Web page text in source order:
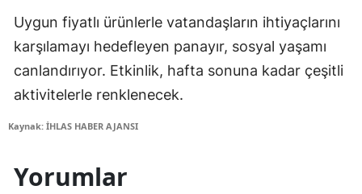
Uygun fiyatlı ürünlerle vatandaşların ihtiyaçlarını
karşılamayı hedefleyen panayır, sosyal yaşamı
canlandırıyor. Etkinlik, hafta sonuna kadar çeşitli
aktivitelerle renklenecek.
Kaynak: İHLAS HABER AJANSI
Yorumlar